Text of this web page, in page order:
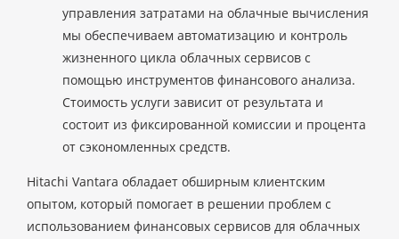
управления затратами на облачные вычисления
мы обеспечиваем автоматизацию и контроль
жизненного цикла облачных сервисов с
помощью инструментов финансового анализа.
Стоимость услуги зависит от результата и
состоит из фиксированной комиссии и процента
от сэкономленных средств.
Hitachi Vantara обладает обширным клиентским
опытом, который помогает в решении проблем с
использованием финансовых сервисов для облачных